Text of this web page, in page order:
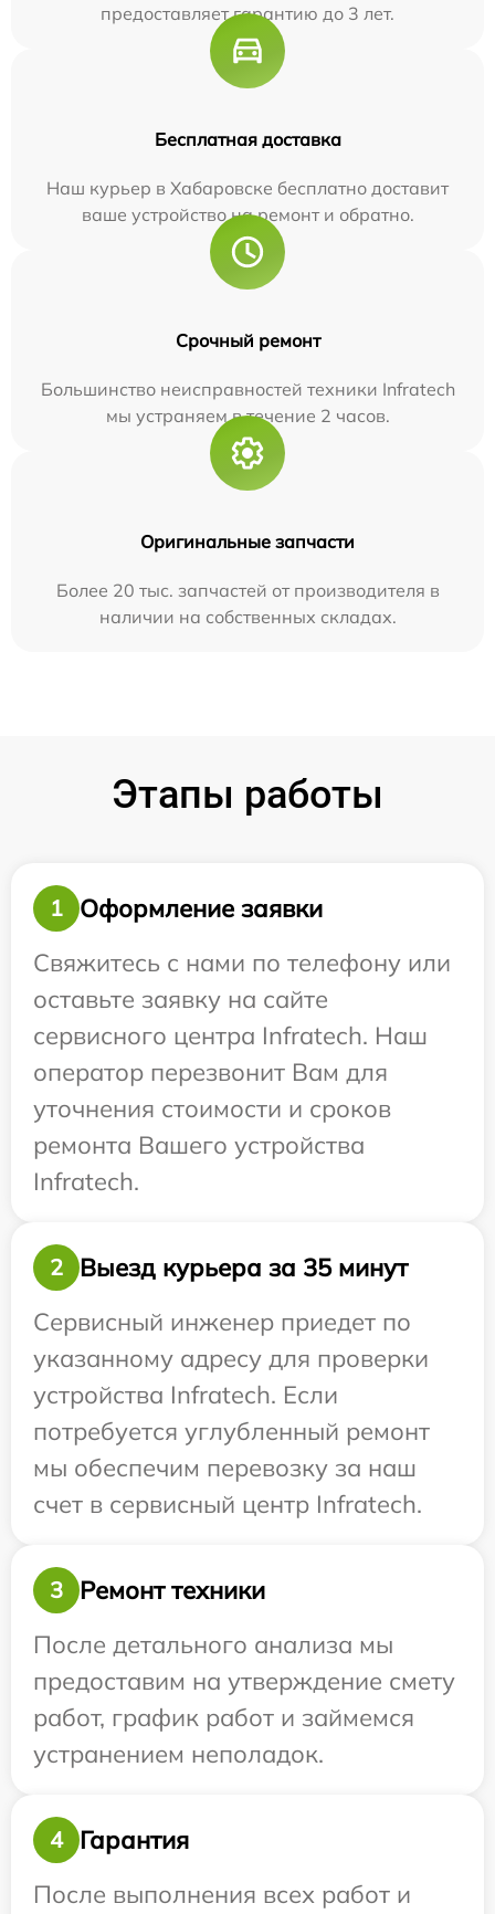
предоставляет гарантию до 3 лет.
Бесплатная доставка
Наш курьер в Хабаровске бесплатно доставит
ваше устройство на ремонт и обратно.
Срочный ремонт
Большинство неисправностей техники Infratech
мы устраняем в течение 2 часов.
Оригинальные запчасти
Более 20 тыс. запчастей от производителя в
наличии на собственных складах.
Этапы работы
1
Оформление заявки
Свяжитесь с нами по телефону или
оставьте заявку на сайте
сервисного центра Infratech. Наш
оператор перезвонит Вам для
уточнения стоимости и сроков
ремонта Вашего устройства
Infratech.
2
Выезд курьера за 35 минут
Сервисный инженер приедет по
указанному адресу для проверки
устройства Infratech. Если
потребуется углубленный ремонт
мы обеспечим перевозку за наш
счет в сервисный центр Infratech.
3
Ремонт техники
После детального анализа мы
предоставим на утверждение смету
работ, график работ и займемся
устранением неполадок.
4
Гарантия
После выполнения всех работ и